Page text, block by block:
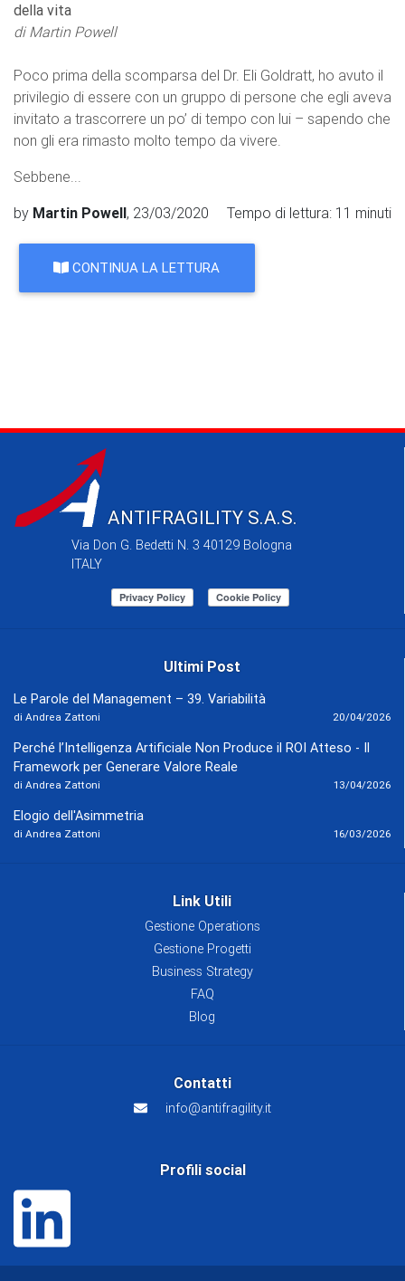
della vita
di Martin Powell
Poco prima della scomparsa del Dr. Eli Goldratt, ho avuto il
privilegio di essere con un gruppo di persone che egli aveva
invitato a trascorrere un po’ di tempo con lui – sapendo che
non gli era rimasto molto tempo da vivere.
Sebbene...
by Martin Powell, 23/03/2020 Tempo di lettura: 11 minuti
CONTINUA LA LETTURA
ANTIFRAGILITY S.A.S.
Via Don G. Bedetti N. 3 40129 Bologna
ITALY
Ultimi Post
Le Parole del Management – 39. Variabilità
di Andrea Zattoni 20/04/2026
Perché l’Intelligenza Artificiale Non Produce il ROI Atteso - Il
Framework per Generare Valore Reale
di Andrea Zattoni 13/04/2026
Elogio dell'Asimmetria
di Andrea Zattoni 16/03/2026
Link Utili
Gestione Operations
Gestione Progetti
Business Strategy
FAQ
Blog
Contatti
info@antifragility.it
Profili social